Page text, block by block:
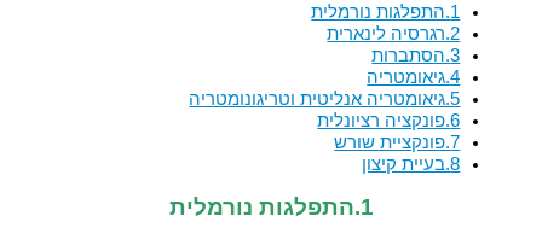
1.התפלגות נורמלית
2.רגרסיה לינארית
3.הסתברות
4.גיאומטריה
5.גיאומטריה אנליטית וטריגונומטריה
6.פונקציה רציונלית
7.פונקציית שורש
8.בעיית קיצון
1.התפלגות נורמלית